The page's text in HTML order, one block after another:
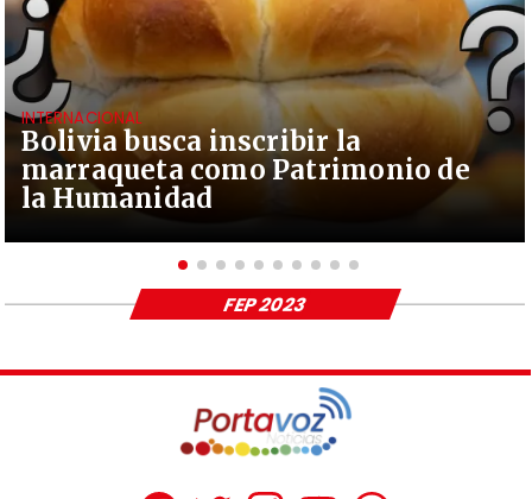
Bolivia busca inscribir la
marraqueta como Patrimonio de
la Humanidad
INTERNACIONAL
FEP 2023